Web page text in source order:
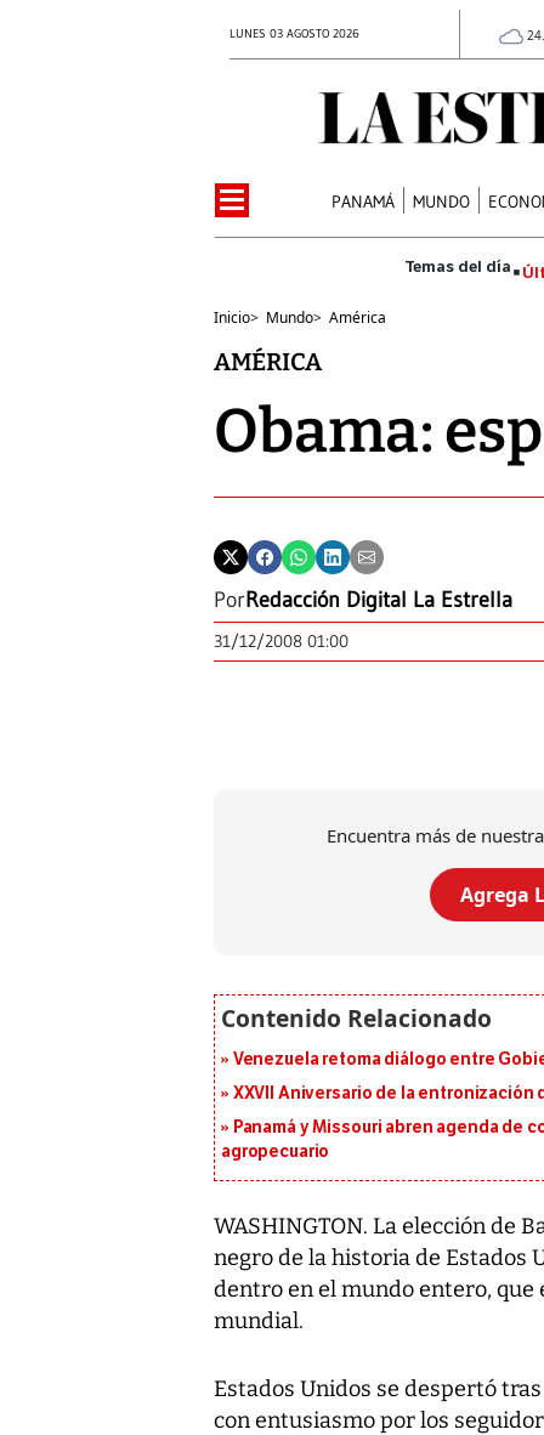
LUNES 03 AGOSTO 2026
PANAMÁ MUNDO
Inicio> Mundo> América
AMÉRICA
Obama:
PorRedacción Digital La Estrella
31/12/2008 01:00
Encuentra más de
Agrega
Venezuela retoma diálogo entre
XXVII Aniversario de la entronización
Panamá y Missouri abren agenda de
agropecuario
WASHINGTON. La elección de
negro de la historia de Estados
dentro en el mundo entero,
mundial.
Estados Unidos se despertó
con entusiasmo por los